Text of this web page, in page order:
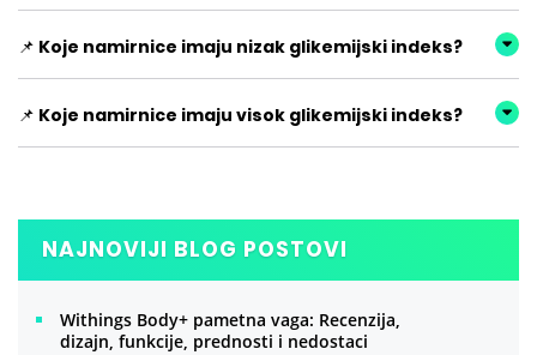
📌 Koje namirnice imaju nizak glikemijski indeks?
📌 Koje namirnice imaju visok glikemijski indeks?
NAJNOVIJI BLOG POSTOVI
Withings Body+ pametna vaga: Recenzija,
dizajn, funkcije, prednosti i nedostaci